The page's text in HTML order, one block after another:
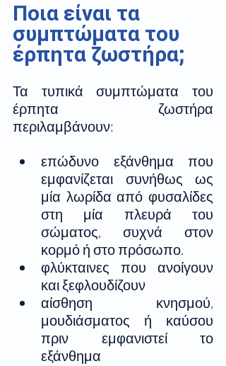
Ποια είναι τα
συμπτώματα του
έρπητα ζωστήρα;
Τα τυπικά συμπτώματα του
έρπητα ζωστήρα
περιλαμβάνουν:
επώδυνο εξάνθημα που
εμφανίζεται συνήθως ως
μία λωρίδα από φυσαλίδες
στη μία πλευρά του
σώματος, συχνά στον
κορμό ή στο πρόσωπο.
φλύκταινες που ανοίγουν
και ξεφλουδίζουν
αίσθηση κνησμού,
μουδιάσματος ή καύσου
πριν εμφανιστεί το
εξάνθημα